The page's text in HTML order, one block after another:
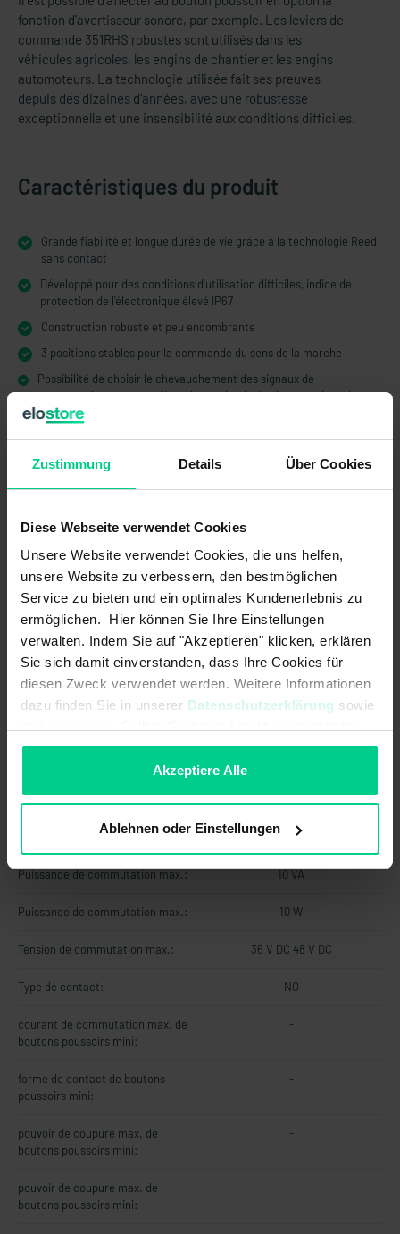
Zustimmung Details Über Cookies
Diese Webseite verwendet Cookies
Unsere Website verwendet Cookies, die uns helfen,
unsere Website zu verbessern, den bestmöglichen
Service zu bieten und ein optimales Kundenerlebnis zu
ermöglichen. Hier können Sie Ihre Einstellungen
verwalten. Indem Sie auf "Akzeptieren" klicken, erklären
Sie sich damit einverstanden, dass Ihre Cookies für
diesen Zweck verwendet werden. Weitere Informationen
dazu finden Sie in unserer Datenschutzerklärung sowie
sein, können Sie die Verwendung von Cookies hier
Akzeptiere Alle
Ablehnen oder Einstellungen
fonction d’avertisseur sonore, par exemple. Les leviers de
commande 351RHS robustes sont utilisés dans les
véhicules agricoles, les engins de chantier et les engins
automoteurs. La technologie utilisée fait ses preuves
depuis des dizaines d’années, avec une robustesse
exceptionnelle et une insensibilité aux conditions difficiles.
Caractéristiques du produit
Grande fiabilité et longue durée de vie grâce à la technologie Reed
sans contact
Développé pour des conditions d'utilisation difficiles, indice de
protection de l'électronique élevé IP67
Construction robuste et peu encombrante
3 positions stables pour la commande du sens de la marche
Possibilité de choisir le chevauchement des signaux de
commutation pour une détection optimale des interruptions de
câble
Support intégré disponible pour colonne de direction de ø 38 mm
Données techniques
351RHS3301
213,60 €
Puissance de commutation max.: 10 VA
Puissance de commutation max.: 10 W
Tension de commutation max.: 36 V DC 48 V DC
Type de contact: NO
courant de commutation max. de
boutons poussoirs mini:
-
forme de contact de boutons
poussoirs mini:
-
pouvoir de coupure max. de
boutons poussoirs mini:
-
pouvoir de coupure max. de
boutons poussoirs mini:
-